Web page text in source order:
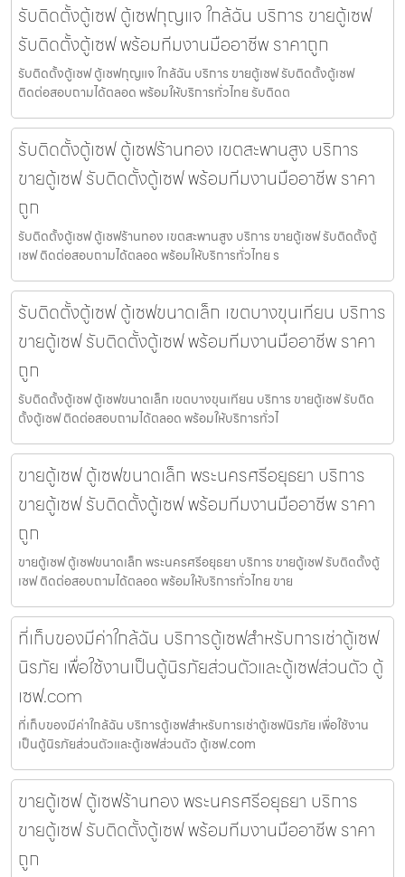
รับติดตั้งตู้เซฟ ตู้เซฟกุญแจ ใกล้ฉัน บริการ ขายตู้เซฟ
รับติดตั้งตู้เซฟ พร้อมทีมงานมืออาชีพ ราคาถูก
รับติดตั้งตู้เซฟ ตู้เซฟกุญแจ ใกล้ฉัน บริการ ขายตู้เซฟ รับติดตั้งตู้เซฟ
ติดต่อสอบถามได้ตลอด พร้อมให้บริการทั่วไทย รับติดต
รับติดตั้งตู้เซฟ ตู้เซฟร้านทอง เขตสะพานสูง บริการ
ขายตู้เซฟ รับติดตั้งตู้เซฟ พร้อมทีมงานมืออาชีพ ราคา
ถูก
รับติดตั้งตู้เซฟ ตู้เซฟร้านทอง เขตสะพานสูง บริการ ขายตู้เซฟ รับติดตั้งตู้
เซฟ ติดต่อสอบถามได้ตลอด พร้อมให้บริการทั่วไทย ร
รับติดตั้งตู้เซฟ ตู้เซฟขนาดเล็ก เขตบางขุนเทียน บริการ
ขายตู้เซฟ รับติดตั้งตู้เซฟ พร้อมทีมงานมืออาชีพ ราคา
ถูก
รับติดตั้งตู้เซฟ ตู้เซฟขนาดเล็ก เขตบางขุนเทียน บริการ ขายตู้เซฟ รับติด
ตั้งตู้เซฟ ติดต่อสอบถามได้ตลอด พร้อมให้บริการทั่วไ
ขายตู้เซฟ ตู้เซฟขนาดเล็ก พระนครศรีอยุธยา บริการ
ขายตู้เซฟ รับติดตั้งตู้เซฟ พร้อมทีมงานมืออาชีพ ราคา
ถูก
ขายตู้เซฟ ตู้เซฟขนาดเล็ก พระนครศรีอยุธยา บริการ ขายตู้เซฟ รับติดตั้งตู้
เซฟ ติดต่อสอบถามได้ตลอด พร้อมให้บริการทั่วไทย ขาย
ที่เก็บของมีค่าใกล้ฉัน บริการตู้เซฟสำหรับการเช่าตู้เซฟ
นิรภัย เพื่อใช้งานเป็นตู้นิรภัยส่วนตัวและตู้เซฟส่วนตัว ตู้
เซฟ.com
ที่เก็บของมีค่าใกล้ฉัน บริการตู้เซฟสำหรับการเช่าตู้เซฟนิรภัย เพื่อใช้งาน
เป็นตู้นิรภัยส่วนตัวและตู้เซฟส่วนตัว ตู้เซฟ.com
ขายตู้เซฟ ตู้เซฟร้านทอง พระนครศรีอยุธยา บริการ
ขายตู้เซฟ รับติดตั้งตู้เซฟ พร้อมทีมงานมืออาชีพ ราคา
ถูก